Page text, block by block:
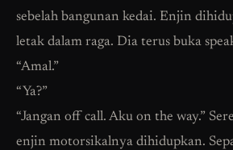
sebelah bangunan kedai. Enjin
letak dalam raga. Dia terus buka
“Amal.”
“Ya?”
“Jangan off call. Aku on the way.”
enjin motorsikalnya dihidupkan.